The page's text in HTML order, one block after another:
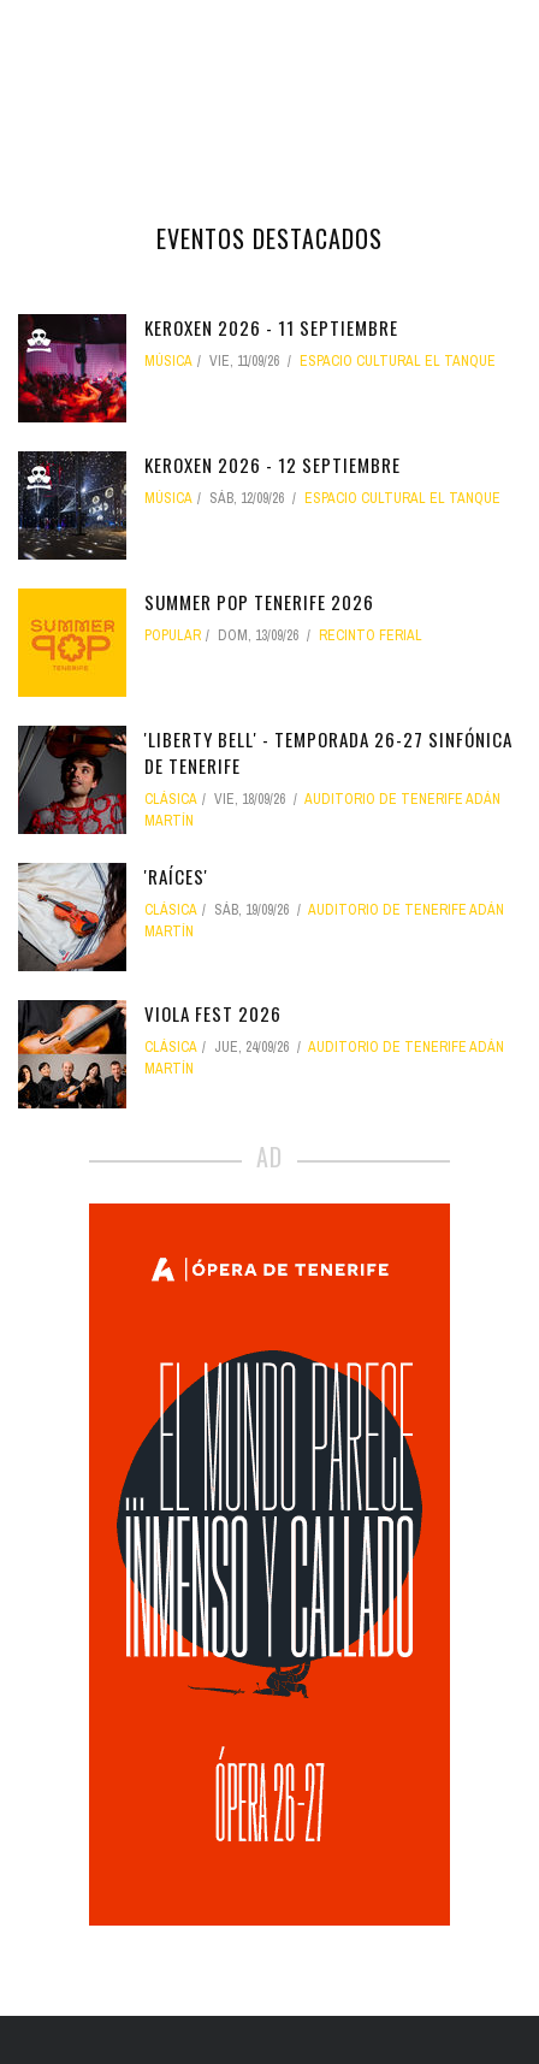
EVENTOS DESTACADOS
KEROXEN 2026 - 11 SEPTIEMBRE
MÚSICA VIE, 11/09/26 ESPACIO CULTURAL EL TANQUE
KEROXEN 2026 - 12 SEPTIEMBRE
MÚSICA SÁB, 12/09/26 ESPACIO CULTURAL EL TANQUE
SUMMER POP TENERIFE 2026
POPULAR DOM, 13/09/26 RECINTO FERIAL
'LIBERTY BELL' - TEMPORADA 26-27 SINFÓNICA
DE TENERIFE
CLÁSICA VIE, 18/09/26
AUDITORIO DE TENERIFE ADÁN
MARTÍN
'RAÍCES'
CLÁSICA SÁB, 19/09/26
AUDITORIO DE TENERIFE ADÁN
MARTÍN
VIOLA FEST 2026
CLÁSICA JUE, 24/09/26
AUDITORIO DE TENERIFE ADÁN
MARTÍN
AD